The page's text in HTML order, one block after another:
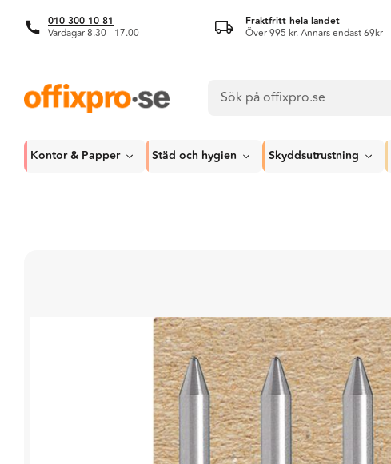
010 300 10 81
Vardagar 8.30 - 17.00
Fraktfritt hela landet
Över 995 kr. Annars endast 69kr
Kontor & Papper Städ och hygien Skyddsutrustning